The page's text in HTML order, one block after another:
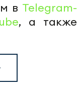
в Telegram-
, а также